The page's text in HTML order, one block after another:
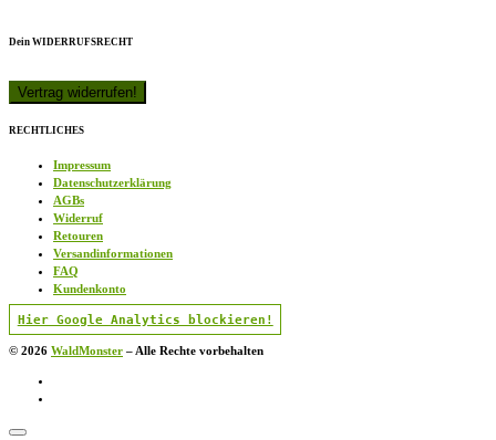
Dein WIDERRUFSRECHT
RECHTLICHES
Impressum
Datenschutzerklärung
AGBs
Widerruf
Retouren
Versandinformationen
FAQ
Kundenkonto
Hier Google Analytics blockieren!
© 2026 WaldMonster – Alle Rechte vorbehalten